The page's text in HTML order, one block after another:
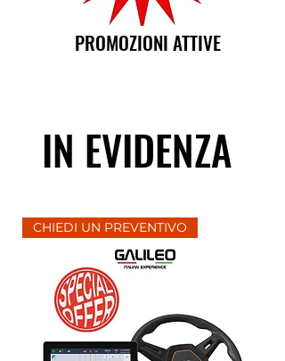
PROMOZIONI ATTIVE
IN EVIDENZA
CHIEDI UN PREVENTIVO